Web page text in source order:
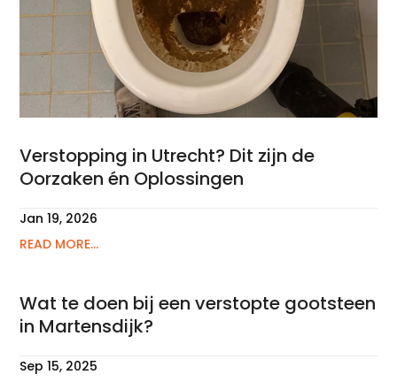
Verstopping in Utrecht? Dit zijn de
Oorzaken én Oplossingen
Jan 19, 2026
READ MORE...
Wat te doen bij een verstopte gootsteen
in Martensdijk?
Sep 15, 2025